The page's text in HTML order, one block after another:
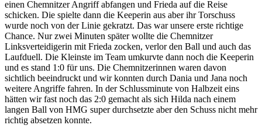
einen Chemnitzer Angriff abfangen und Frieda auf die Reise
schicken. Die spielte dann die Keeperin aus aber ihr Torschuss
wurde noch von der Linie gekratzt. Das war unsere erste richtige
Chance. Nur zwei Minuten später wollte die Chemnitzer
Linksverteidigerin mit Frieda zocken, verlor den Ball und auch das
Laufduell. Die Kleinste im Team umkurvte dann noch die Keeperin
und es stand 1:0 für uns. Die Chemnitzerinnen waren davon
sichtlich beeindruckt und wir konnten durch Dania und Jana noch
weitere Angriffe fahren. In der Schlussminute von Halbzeit eins
hätten wir fast noch das 2:0 gemacht als sich Hilda nach einem
langen Ball von HMG super durchsetzte aber den Schuss nicht mehr
richtig absetzen konnte.